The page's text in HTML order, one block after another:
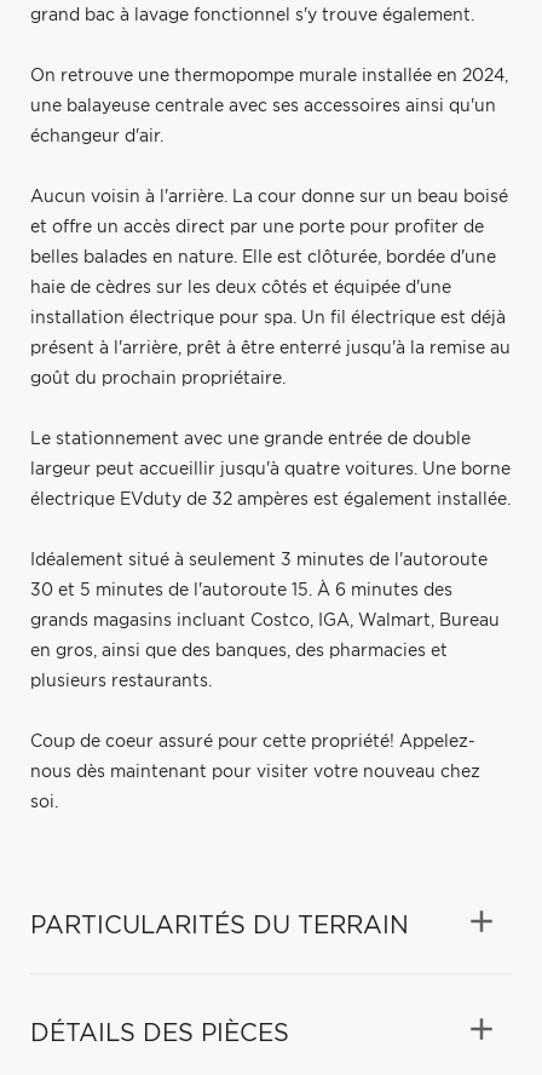
grand bac à lavage fonctionnel s'y trouve également.
On retrouve une thermopompe murale installée en 2024,
une balayeuse centrale avec ses accessoires ainsi qu'un
échangeur d'air.
Aucun voisin à l'arrière. La cour donne sur un beau boisé
et offre un accès direct par une porte pour profiter de
belles balades en nature. Elle est clôturée, bordée d'une
haie de cèdres sur les deux côtés et équipée d'une
installation électrique pour spa. Un fil électrique est déjà
présent à l'arrière, prêt à être enterré jusqu'à la remise au
goût du prochain propriétaire.
Le stationnement avec une grande entrée de double
largeur peut accueillir jusqu'à quatre voitures. Une borne
électrique EVduty de 32 ampères est également installée.
Idéalement situé à seulement 3 minutes de l'autoroute
30 et 5 minutes de l'autoroute 15. À 6 minutes des
grands magasins incluant Costco, IGA, Walmart, Bureau
en gros, ainsi que des banques, des pharmacies et
plusieurs restaurants.
Coup de coeur assuré pour cette propriété! Appelez-
nous dès maintenant pour visiter votre nouveau chez
soi.
PARTICULARITÉS DU TERRAIN
DÉTAILS DES PIÈCES